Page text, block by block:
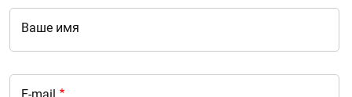
Ваше имя
E-mail